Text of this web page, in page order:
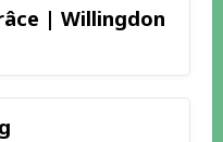
| Willingdon